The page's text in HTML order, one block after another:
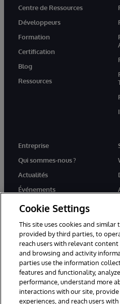
Centre de Ressources
Développeurs
Formation
Certification
Blog
Ressources
Entreprise
Qui sommes-nous ?
Actualités
Événements
Rejoignez-nous
© 1996-2026 InterSystems
réservés.
Mentions légales
Cookie Settings
This site uses cookies and similar
provided by third parties, to
reach users with relevant
and browsing and activity
parties use the information
features and functionality,
performance, understand more
interactions with our site,
experiences, and reach users